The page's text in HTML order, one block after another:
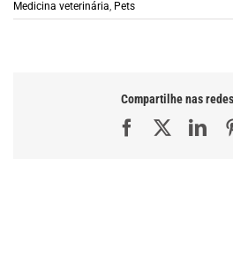
Medicina veterinária, Pets
Compartilhe nas
Facebook